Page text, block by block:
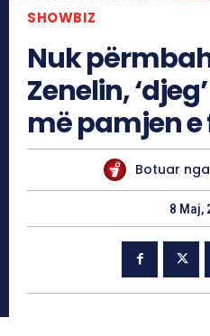
SHOWBIZ
Nuk
Zenelin,
më pamjen
Botuar
8 Maj,